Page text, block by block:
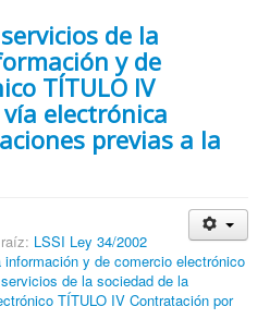
de la
y de
TÍTULO IV
electrónica
previas a la
LSSI Ley 34/2002
y de comercio electrónico
de la sociedad de la
TÍTULO IV Contratación por